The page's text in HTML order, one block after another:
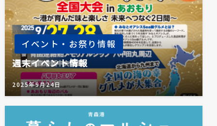
イベント・お祭り情報
週末イベント情報
2025年9月24日